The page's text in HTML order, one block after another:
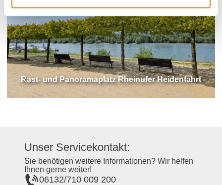
Rast- und Panoramaplatz Rheinufer Heidenfahrt
Unser Servicekontakt:
Sie benötigen weitere Informationen? Wir helfen
Ihnen gerne weiter!
06132/710 009 200